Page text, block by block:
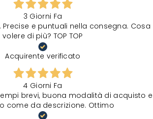
3 Giorni Fa
Precise e puntuali nella consegna. Cosa
volere di più? TOP TOP
Acquirente verificato
4 Giorni Fa
brevi, buona modalità di acquisto e
come da descrizione. Ottimo